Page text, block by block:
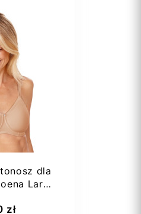
dla
Lara
zł